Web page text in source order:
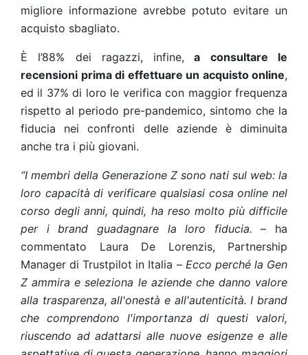
migliore informazione avrebbe potuto evitare un
acquisto sbagliato.
È l’88% dei ragazzi, infine, a consultare le
recensioni prima di effettuare un acquisto online,
ed il 37% di loro le verifica con maggior frequenza
rispetto al periodo pre-pandemico, sintomo che la
fiducia nei confronti delle aziende è diminuita
anche tra i più giovani.
“I membri della Generazione Z sono nati sul web: la
loro capacità di verificare qualsiasi cosa online nel
corso degli anni, quindi, ha reso molto più difficile
per i brand guadagnare la loro fiducia.– ha
commentato Laura De Lorenzis, Partnership
Manager di Trustpilot in Italia – Ecco perché la Gen
Z ammira e seleziona le aziende che danno valore
alla trasparenza, all'onestà e all'autenticità. I brand
che comprendono l'importanza di questi valori,
riuscendo ad adattarsi alle nuove esigenze e alle